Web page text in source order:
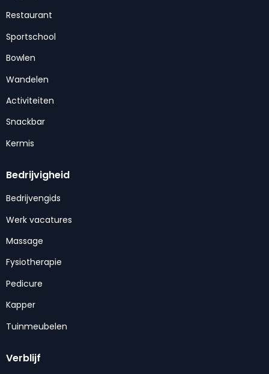
Restaurant
Sportschool
Bowlen
Wandelen
Activiteiten
Snackbar
Kermis
Bedrijvigheid
Bedrijvengids
Werk vacatures
Massage
Fysiotherapie
Pedicure
Kapper
Tuinmeubelen
Verblijf